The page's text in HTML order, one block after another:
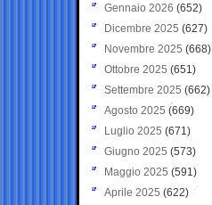
Gennaio 2026 (652)
Dicembre 2025 (627)
Novembre 2025 (668)
Ottobre 2025 (651)
Settembre 2025 (662)
Agosto 2025 (669)
Luglio 2025 (671)
Giugno 2025 (573)
Maggio 2025 (591)
Aprile 2025 (622)